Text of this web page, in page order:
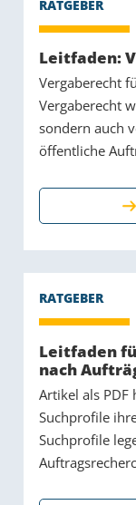
Leitfaden:
Vergaberecht
Vergaberecht
sondern auch
öffentliche
Leitfaden
nach
Artikel als
Suchprofile
Suchprofile